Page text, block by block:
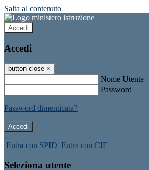
Salta al contenuto
Accedi
Accedi
button close ×
Nome Utente
Password
Password dimenticata?
-
Entra con SPID Entra con CIE
Seleziona utente